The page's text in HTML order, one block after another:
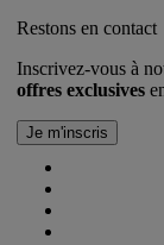
Restons en contact
Inscrivez-vous à
offres exclusives